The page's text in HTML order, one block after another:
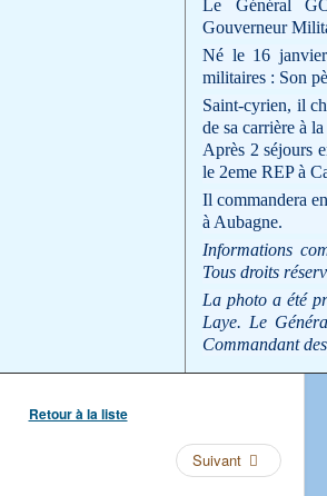
Le Général
Gouverneur
Né le 16
militaires : Son
Saint-cyrien, il
de sa carrière à
Après 2 séjours
le 2eme REP à
Il commandera
à Aubagne.
Informations
Tous droits
La photo a été
Laye. Le
Commandant
Retour à la liste
Suivant